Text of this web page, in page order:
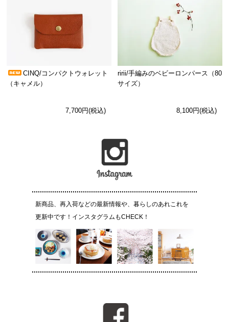
CINQ/コンパクトウォレット
（キャメル）
7,700円(税込)
ririi/手編みのベビーロンパース（80
サイズ）
8,100円(税込)
新商品、再入荷などの最新情報や、暮らしのあれこれを
更新中です！インスタグラムもCHECK！